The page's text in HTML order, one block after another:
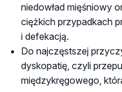
niedowład mięśniowy
ciężkich przypadkach
i defekacją.
Do najczęstszej
dyskopatię, czyli
międzykręgowego,